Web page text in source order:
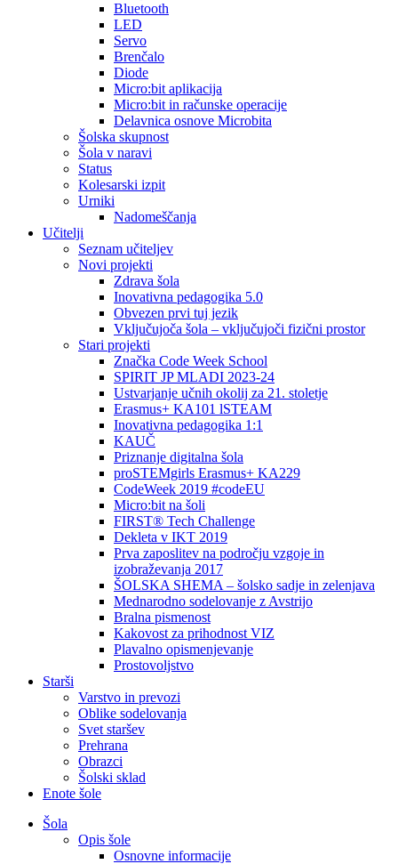
Bluetooth
LED
Servo
Brenčalo
Diode
Micro:bit aplikacija
Micro:bit in računske operacije
Delavnica osnove Microbita
Šolska skupnost
Šola v naravi
Status
Kolesarski izpit
Urniki
Nadomeščanja
Učitelji
Seznam učiteljev
Novi projekti
Zdrava šola
Inovativna pedagogika 5.0
Obvezen prvi tuj jezik
Vključujoča šola – vključujoči fizični prostor
Stari projekti
Značka Code Week School
SPIRIT JP MLADI 2023-24
Ustvarjanje učnih okolij za 21. stoletje
Erasmus+ KA101 lSTEAM
Inovativna pedagogika 1:1
KAUČ
Priznanje digitalna šola
proSTEMgirls Erasmus+ KA229
CodeWeek 2019 #codeEU
Micro:bit na šoli
FIRST® Tech Challenge
Dekleta v IKT 2019
Prva zaposlitev na področju vzgoje in
izobraževanja 2017
ŠOLSKA SHEMA – šolsko sadje in zelenjava
Mednarodno sodelovanje z Avstrijo
Bralna pismenost
Kakovost za prihodnost VIZ
Plavalno opismenjevanje
Prostovoljstvo
Starši
Varstvo in prevozi
Oblike sodelovanja
Svet staršev
Prehrana
Obrazci
Šolski sklad
Enote šole
Šola
Opis šole
Osnovne informacije